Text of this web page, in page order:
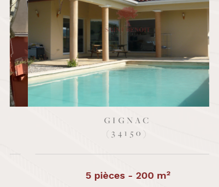
SAINT-GUILHEM-LE-DÉSERT
(34150)
6 pièces - 150 m²